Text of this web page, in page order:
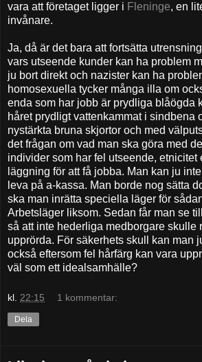
vara att företaget ligger i Fleninge, en
invånare.
Ja, då är det bara att fortsätta
vars utseende kunder kan ha problem
ju bort direkt och nazister kan ha
homosexuella tycker många illa om
enda som har jobb är prydliga blåögda
håret prydligt vattenkammat i sindbena
nystärkta bruna skjortor och med
det frågan om vad man ska göra med
individer som har fel utseende, etnicitet
läggning för att få jobba. Man kan ju
leva på a-kassa. Man borde nog sätta
ska man inrätta speciella läger för
Arbetsläger liksom. Sedan får man se
så att inte hederliga medborgare skulle
upprörda. För säkerhets skull kan man
också eftersom fel hårfärg kan vara
väl som ett idealsamhälle?
kl. 22:15 1 kommentar:
Dela